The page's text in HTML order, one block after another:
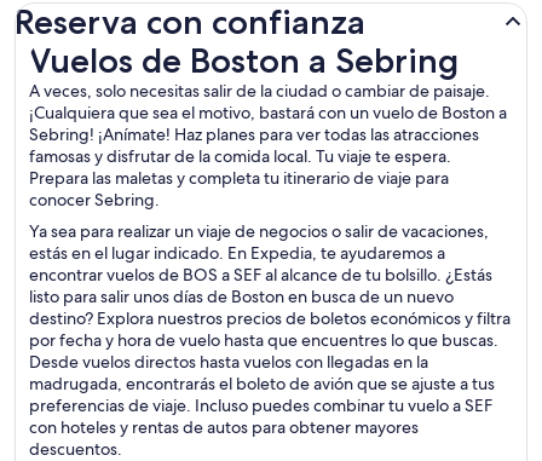
Reserva con confianza
Vuelos de Boston a Sebring
A veces, solo necesitas salir de la ciudad o cambiar de paisaje.
¡Cualquiera que sea el motivo, bastará con un vuelo de Boston a
Sebring! ¡Anímate! Haz planes para ver todas las atracciones
famosas y disfrutar de la comida local. Tu viaje te espera.
Prepara las maletas y completa tu itinerario de viaje para
conocer Sebring.
Ya sea para realizar un viaje de negocios o salir de vacaciones,
estás en el lugar indicado. En Expedia, te ayudaremos a
encontrar vuelos de BOS a SEF al alcance de tu bolsillo. ¿Estás
listo para salir unos días de Boston en busca de un nuevo
destino? Explora nuestros precios de boletos económicos y filtra
por fecha y hora de vuelo hasta que encuentres lo que buscas.
Desde vuelos directos hasta vuelos con llegadas en la
madrugada, encontrarás el boleto de avión que se ajuste a tus
preferencias de viaje. Incluso puedes combinar tu vuelo a SEF
con hoteles y rentas de autos para obtener mayores
descuentos.
Vuelos de Boston a Sebring